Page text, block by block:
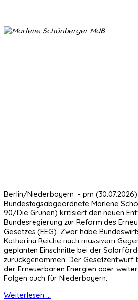
Berlin/Niederbayern - pm (30.07.2026)
Bundestagsabgeordnete Marlene
90/Die Grünen) kritisiert den neuen
Bundesregierung zur Reform des
Gesetzes (EEG). Zwar habe
Katherina Reiche nach massivem
geplanten Einschnitte bei der
zurückgenommen. Der Gesetzentwurf
der Erneuerbaren Energien aber
Folgen auch für Niederbayern.
Weiterlesen ...